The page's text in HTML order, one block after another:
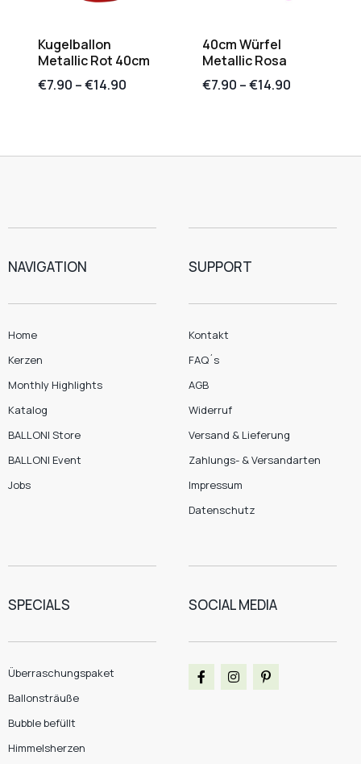
Kugelballon
Metallic Rot 40cm
€7.90 –€14.90
40cm Würfel
Metallic Rosa
€7.90 –€14.90
NAVIGATION
Home
Kerzen
Monthly Highlights
Katalog
BALLONI Store
BALLONI Event
Jobs
SUPPORT
Kontakt
FAQ´s
AGB
Widerruf
Versand & Lieferung
Zahlungs- & Versandarten
Impressum
Datenschutz
SPECIALS
Überraschungspaket
Ballonsträuße
Bubble befüllt
Himmelsherzen
SOCIAL MEDIA